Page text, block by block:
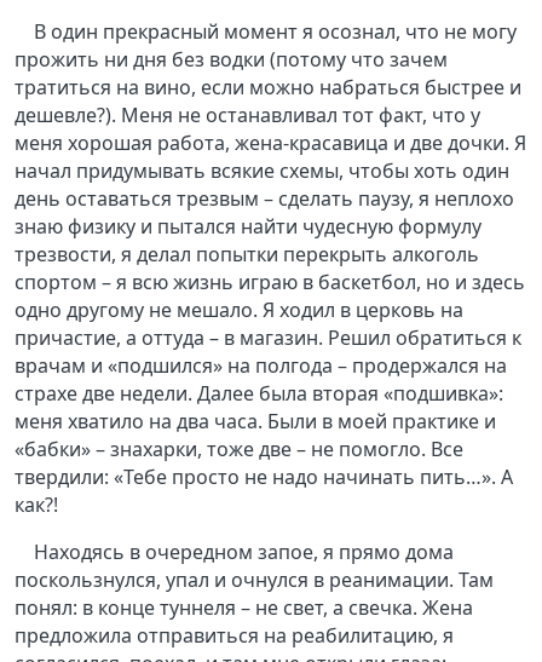
В один прекрасный момент я осознал, что не могу
прожить ни дня без водки (потому что зачем
тратиться на вино, если можно набраться быстрее и
дешевле?). Меня не останавливал тот факт, что у
меня хорошая работа, жена-красавица и две дочки. Я
начал придумывать всякие схемы, чтобы хоть один
день оставаться трезвым – сделать паузу, я неплохо
знаю физику и пытался найти чудесную формулу
трезвости, я делал попытки перекрыть алкоголь
спортом – я всю жизнь играю в баскетбол, но и здесь
одно другому не мешало. Я ходил в церковь на
причастие, а оттуда – в магазин. Решил обратиться к
врачам и «подшился» на полгода – продержался на
страхе две недели. Далее была вторая «подшивка»:
меня хватило на два часа. Были в моей практике и
«бабки» – знахарки, тоже две – не помогло. Все
твердили: «Тебе просто не надо начинать пить…». А
как?!
Находясь в очередном запое, я прямо дома
поскользнулся, упал и очнулся в реанимации. Там
понял: в конце туннеля – не свет, а свечка. Жена
предложила отправиться на реабилитацию, я